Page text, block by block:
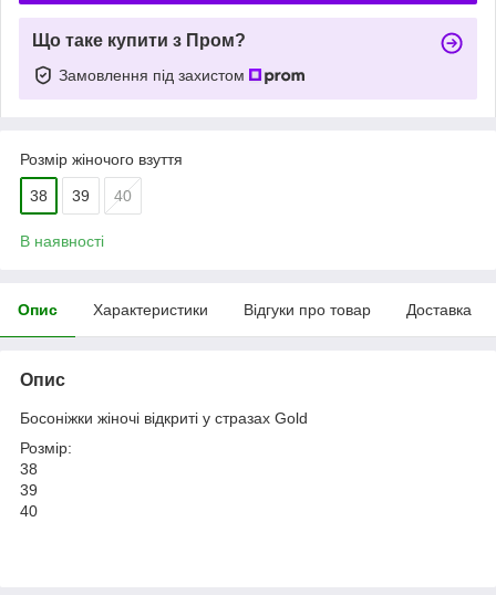
Що таке купити з Пром?
Замовлення під захистом
Розмір жіночого взуття
38 39 40
В наявності
Опис Характеристики Відгуки про товар Доставка
Опис
Босоніжки жіночі відкриті у стразах Gold
Розмір:
38
39
40